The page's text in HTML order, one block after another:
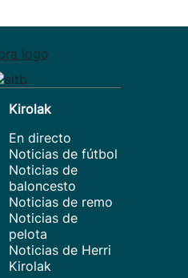
Kirolak
En directo
Noticias de fútbol
Noticias de
baloncesto
Noticias de remo
Noticias de
pelota
Noticias de Herri
Kirolak